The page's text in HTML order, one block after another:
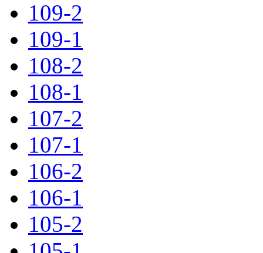
109-2
109-1
108-2
108-1
107-2
107-1
106-2
106-1
105-2